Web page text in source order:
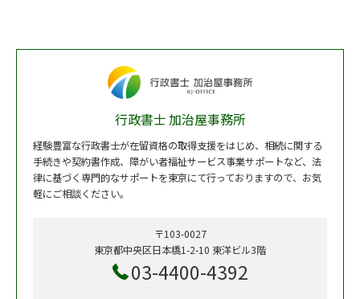
行政書士 加治屋事務所
経験豊富な行政書士が在留資格の取得支援をはじめ、相続に関する
手続きや契約書作成、障がい者福祉サービス事業サポートなど、法
律に基づく専門的なサポートを東京にて行っておりますので、お気
軽にご相談ください。
〒103-0027
東京都中央区日本橋1-2-10 東洋ビル3階
03-4400-4392